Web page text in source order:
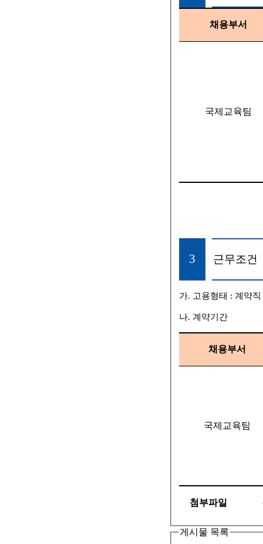
채용부서
국제교육팀
3 근무조건
가. 고용형태 : 계약직
나. 계약기간
채용부서
국제교육팀
첨부파일
게시물 목록